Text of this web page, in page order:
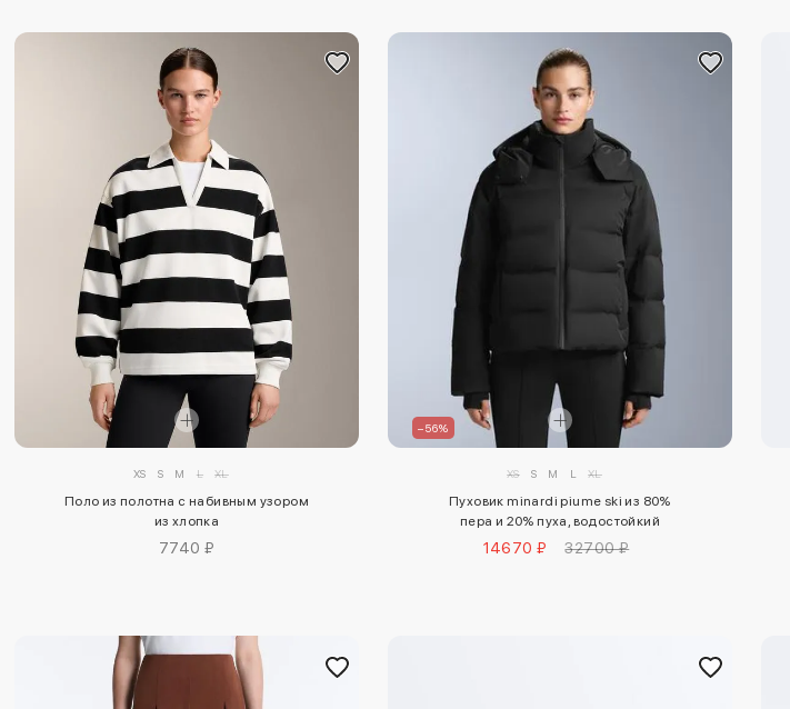
XS S M L XL
Поло из полотна с набивным узором
из хлопка
7740 ₽
–56%
XS S M L XL
Пуховик minardi piume ski из 80%
пера и 20% пуха, водостойкий
14670 ₽ 32700 ₽